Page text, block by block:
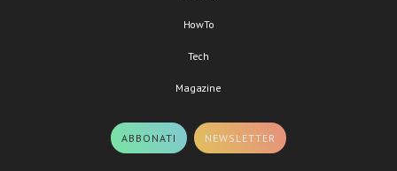
HowTo
Tech
Magazine
ABBONATI NEWSLETTER